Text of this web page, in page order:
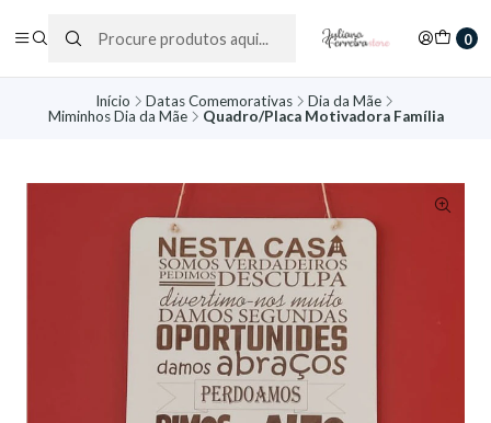
0
Início Datas Comemorativas
Dia da Mãe
Miminhos Dia da Mãe
Quadro/Placa Motivadora Família